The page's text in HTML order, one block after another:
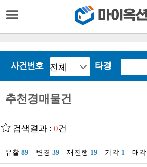
사건번호 타경
추천경매물건
검색결과 : 0건
유찰 89 변경 39 재진행 19 기각 1 매각